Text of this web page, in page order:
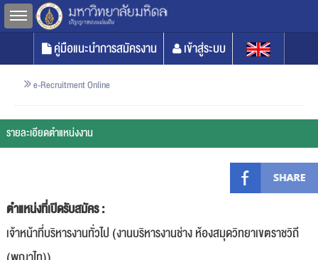
Toggle sidebar
คู่มือแนะนำการสมัครงาน
เข้าสู่ระบบ
e-Recruitment Online
รายละเอียดตำแหน่งงาน
ตำแหน่งที่เปิดรับสมัคร :
เจ้าหน้าที่บริหารงานทั่วไป (งานบริหารงานช่าง ห้องสมุดวิทยาเขตราชวิถี